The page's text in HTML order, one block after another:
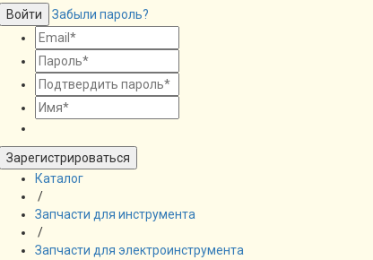
Войти Забыли пароль?
Зарегистрироваться
Каталог
/
Запчасти для инструмента
/
Запчасти для электроинструмента